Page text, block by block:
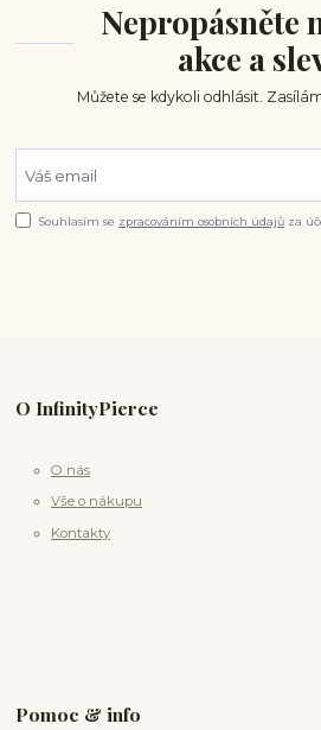
Nepropásněte
akce a
Můžete se kdykoli odhlásit.
Souhlasím se zpracováním osobních údajů za
O InfinityPierce
O nás
Vše o nákupu
Kontakty
Pomoc & info